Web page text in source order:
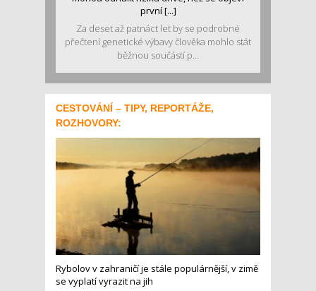
první [...]
Za deset až patnáct let by se podrobné
přečtení genetické výbavy člověka mohlo stát
běžnou součástí p...
CESTOVÁNÍ – TIPY, REPORTÁŽE,
ROZHOVORY:
Rybolov v zahraničí je stále populárnější, v zimě
se vyplatí vyrazit na jih